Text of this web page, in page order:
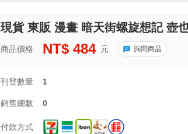
現貨 東販 漫畫 暗天街螺旋想記 壺
商品價格 NT$ 484 元 詢問商品
刊登數量 1
銷售總數 0
付款方式